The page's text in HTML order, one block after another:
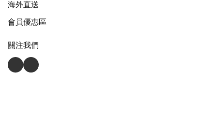
海外直送
會員優惠區
關注我們